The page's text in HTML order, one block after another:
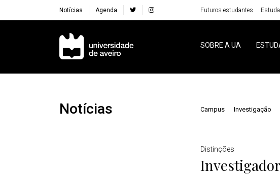
Notícias Agenda Futuros estudantes
Navegação Principal
SOBRE A UA
Notícias Campus Investigação
Distinções